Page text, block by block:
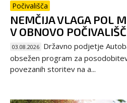
Počivališča
NEMČIJA VLAGA POL
V OBNOVO POČIVALIŠČ
03.08.2026 Državno podjetje
obsežen program za
povezanih storitev na a...